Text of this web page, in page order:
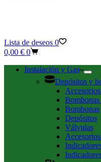
Lista de deseos 0
Carro
compra
0,00 € 0
Instalación y Gas
Depósitos y
Bombonas
Depósitos
Válvulas